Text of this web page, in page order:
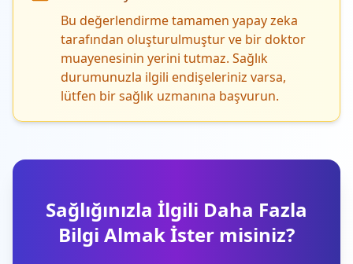
Bu değerlendirme tamamen yapay zeka
tarafından oluşturulmuştur ve bir doktor
muayenesinin yerini tutmaz. Sağlık
durumunuzla ilgili endişeleriniz varsa,
lütfen bir sağlık uzmanına başvurun.
Sağlığınızla İlgili Daha Fazla
Bilgi Almak İster misiniz?